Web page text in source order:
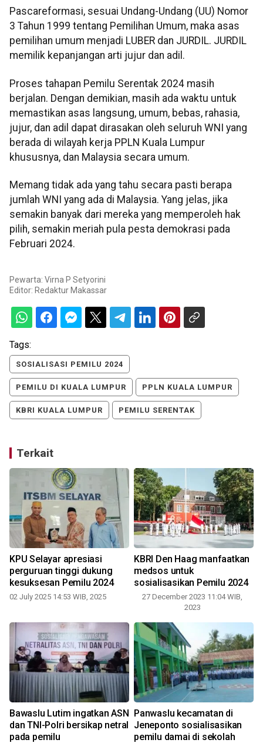
Pascareformasi, sesuai Undang-Undang (UU) Nomor
3 Tahun 1999 tentang Pemilihan Umum, maka asas
pemilihan umum menjadi LUBER dan JURDIL. JURDIL
memilik kepanjangan arti jujur dan adil.
Proses tahapan Pemilu Serentak 2024 masih
berjalan. Dengan demikian, masih ada waktu untuk
memastikan asas langsung, umum, bebas, rahasia,
jujur, dan adil dapat dirasakan oleh seluruh WNI yang
berada di wilayah kerja PPLN Kuala Lumpur
khususnya, dan Malaysia secara umum.
Memang tidak ada yang tahu secara pasti berapa
jumlah WNI yang ada di Malaysia. Yang jelas, jika
semakin banyak dari mereka yang memperoleh hak
pilih, semakin meriah pula pesta demokrasi pada
Februari 2024.
Pewarta: Virna P Setyorini
Editor: Redaktur Makassar
Tags:
SOSIALISASI PEMILU 2024
PEMILU DI KUALA LUMPUR PPLN KUALA LUMPUR
KBRI KUALA LUMPUR PEMILU SERENTAK
Terkait
KPU Selayar apresiasi
perguruan tinggi dukung
kesuksesan Pemilu 2024
02 July 2025 14:53 WIB, 2025
KBRI Den Haag manfaatkan
medsos untuk
sosialisasikan Pemilu 2024
27 December 2023 11:04 WIB,
2023
Bawaslu Lutim ingatkan ASN
dan TNI-Polri bersikap netral
pada pemilu
Panwaslu kecamatan di
Jeneponto sosialisasikan
pemilu damai di sekolah